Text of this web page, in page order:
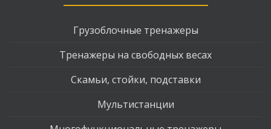
Грузоблочные тренажеры
Тренажеры на свободных весах
Скамьи, стойки, подставки
Мультистанции